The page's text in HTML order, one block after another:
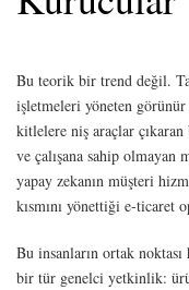
Bu teorik bir trend değil.
işletmeleri yöneten
kitlelere niş araçlar çıkaran
ve çalışana sahip
yapay zekanın müşteri
kısmını yönettiği e-ticaret
Bu insanların ortak
bir tür genelci yetkinlik: